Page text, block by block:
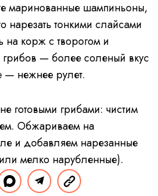
маринованные шампиньоны,
нарезать тонкими слайсами
корж с творогом и
— более соленый вкус
— нежнее рулет.
готовыми грибами: чистим
Обжариваем на
и добавляем нарезанные
мелко нарубленные).
еще 15-20 минут.